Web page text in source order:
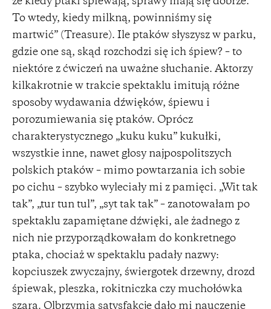
To wtedy, kiedy milkną, powinniśmy się
martwić” (Treasure). Ile ptaków słyszysz w parku,
gdzie one są, skąd rozchodzi się ich śpiew? – to
niektóre z ćwiczeń na uważne słuchanie. Aktorzy
kilkakrotnie w trakcie spektaklu imitują różne
sposoby wydawania dźwięków, śpiewu i
porozumiewania się ptaków. Oprócz
charakterystycznego „kuku kuku” kukułki,
wszystkie inne, nawet głosy najpospolitszych
polskich ptaków – mimo powtarzania ich sobie
po cichu – szybko wyleciały mi z pamięci. „Wit tak
tak”, „tur tun tul”, „syt tak tak” – zanotowałam po
spektaklu zapamiętane dźwięki, ale żadnego z
nich nie przyporządkowałam do konkretnego
ptaka, chociaż w spektaklu padały nazwy:
kopciuszek zwyczajny, świergotek drzewny, drozd
śpiewak, pleszka, rokitniczka czy muchołówka
szara. Olbrzymią satysfakcję dało mi nauczenie